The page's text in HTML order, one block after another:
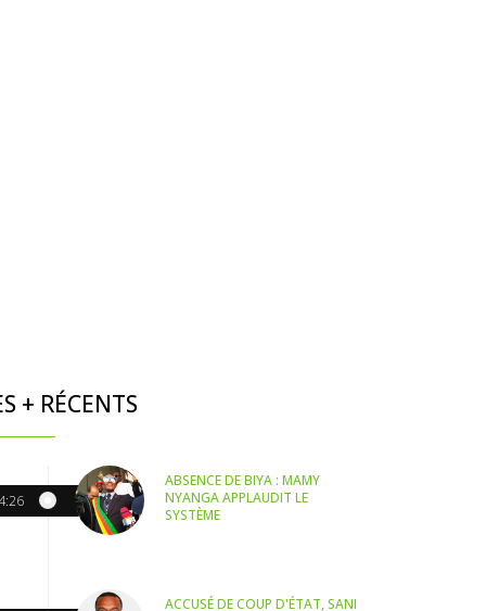
+ RÉCENTS
ABSENCE DE BIYA : MAMY
NYANGA APPLAUDIT LE
SYSTÈME
ACCUSÉ DE COUP D'ÉTAT, SANI